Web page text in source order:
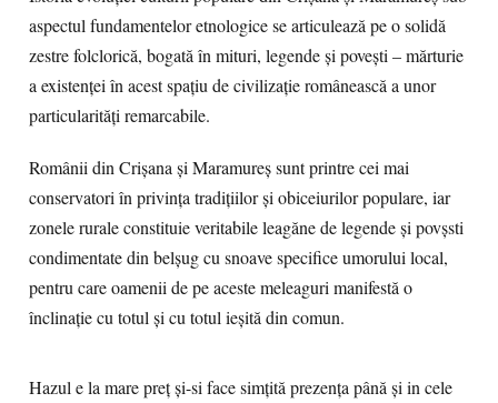
aspectul fundamentelor etnologice se articulează pe o solidă
zestre folclorică, bogată în mituri, legende şi poveşti – mărturie
a existenţei în acest spaţiu de civilizaţie românească a unor
particularităţi remarcabile.
Românii din Crişana şi Maramureş sunt printre cei mai
conservatori în privinţa tradiţiilor şi obiceiurilor populare, iar
zonele rurale constituie veritabile leagăne de legende şi povşsti
condimentate din belşug cu snoave specifice umorului local,
pentru care oamenii de pe aceste meleaguri manifestă o
înclinaţie cu totul şi cu totul ieşită din comun.
Hazul e la mare preţ şi-si face simţită prezenţa până şi in cele